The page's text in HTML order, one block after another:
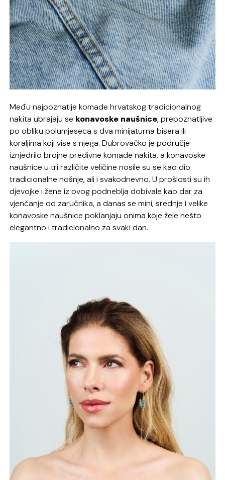
Među najpoznatije komade hrvatskog tradicionalnog
nakita ubrajaju se konavoske naušnice, prepoznatljive
po obliku polumjeseca s dva minijaturna bisera ili
koraljima koji vise s njega. Dubrovačko je područje
iznjedrilo brojne predivne komade nakita, a konavoske
naušnice u tri različite veličine nosile su se kao dio
tradicionalne nošnje, ali i svakodnevno. U prošlosti su ih
djevojke i žene iz ovog podneblja dobivale kao dar za
vjenčanje od zaručnika, a danas se mini, srednje i velike
konavoske naušnice poklanjaju onima koje žele nešto
elegantno i tradicionalno za svaki dan.